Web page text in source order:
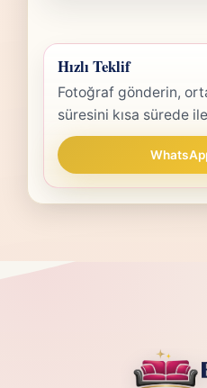
Hızlı Teklif
Fotoğraf gönderin,
süresini kısa sürede